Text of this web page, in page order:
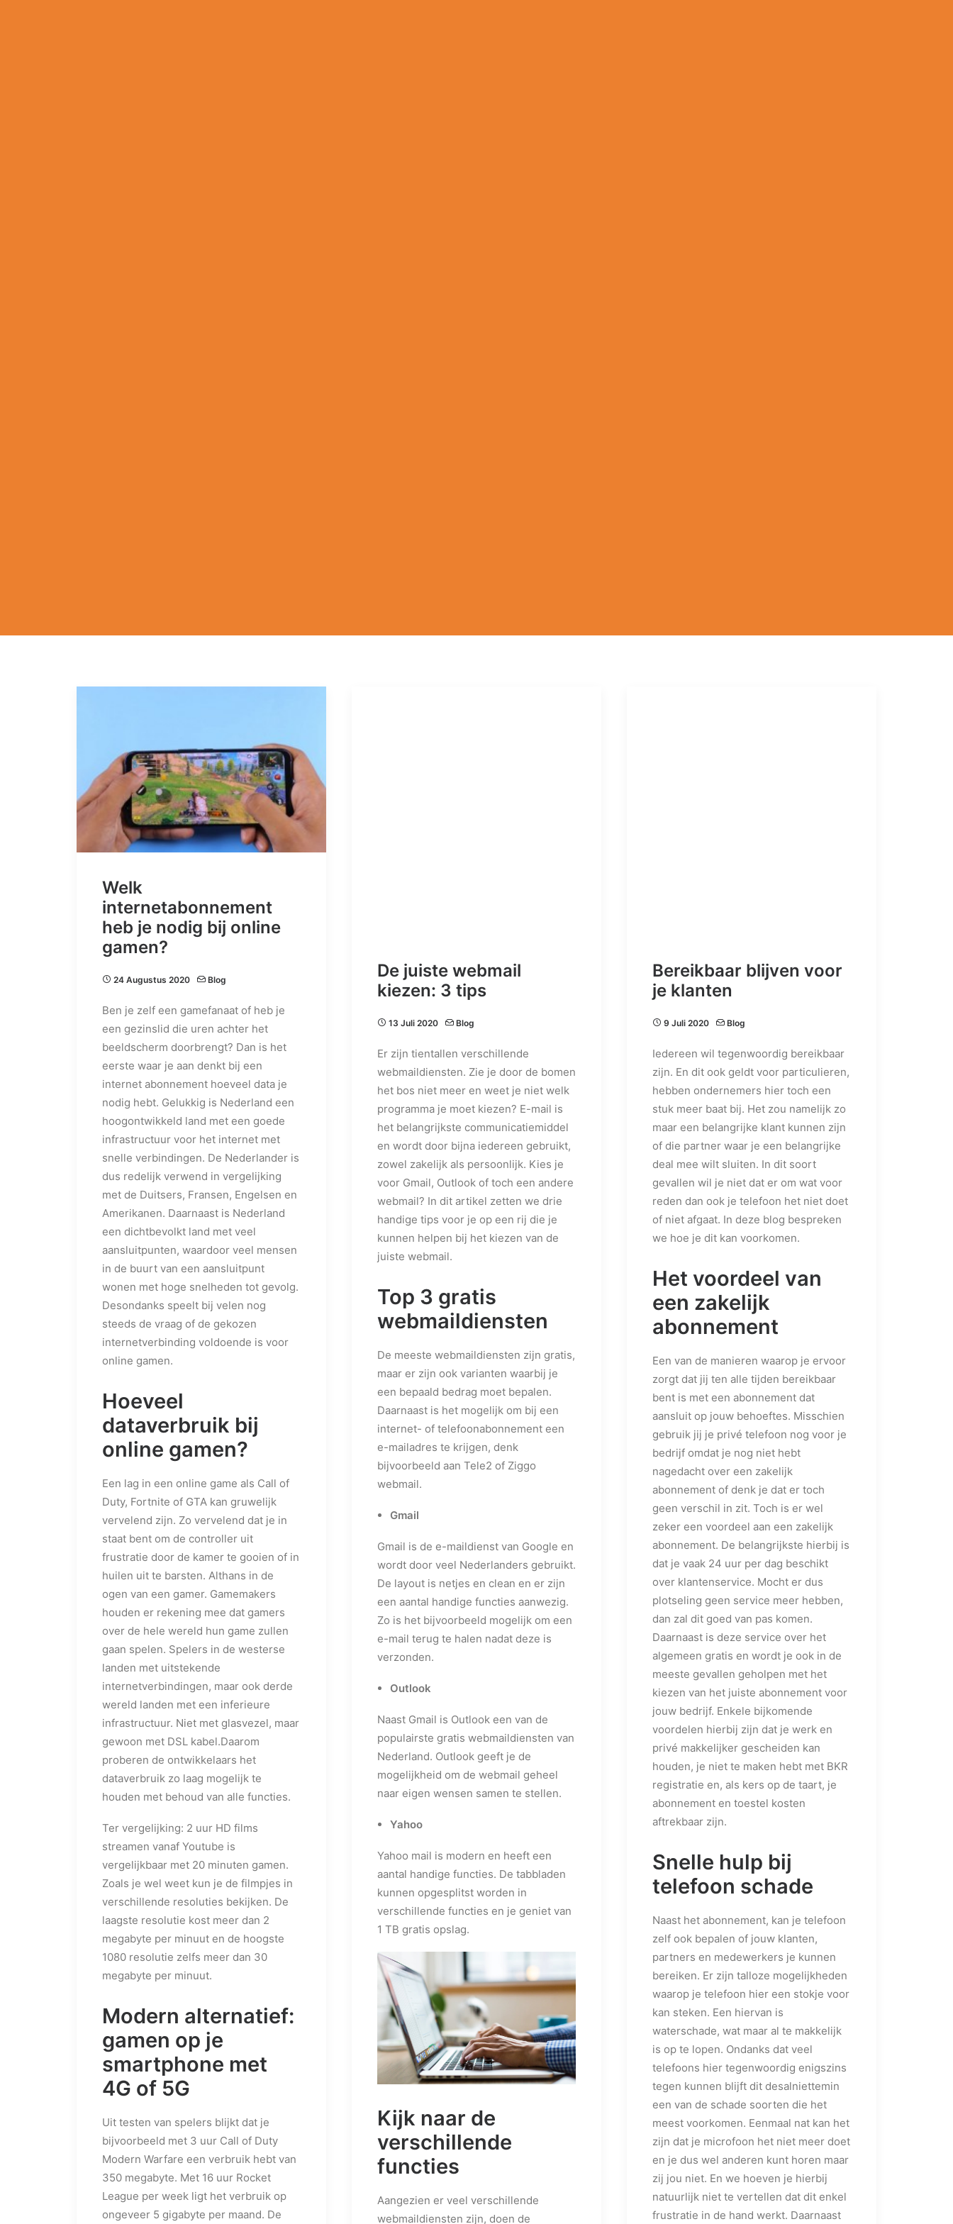
Welk
internetabonnement
heb je nodig bij online
gamen?
24 Augustus 2020 Blog
Ben je zelf een gamefanaat of heb je
een gezinslid die uren achter het
beeldscherm doorbrengt? Dan is het
eerste waar je aan denkt bij een
internet abonnement hoeveel data je
nodig hebt. Gelukkig is Nederland een
hoogontwikkeld land met een goede
infrastructuur voor het internet met
snelle verbindingen. De Nederlander is
dus redelijk verwend in vergelijking
met de Duitsers, Fransen, Engelsen en
Amerikanen. Daarnaast is Nederland
een dichtbevolkt land met veel
aansluitpunten, waardoor veel mensen
in de buurt van een aansluitpunt
wonen met hoge snelheden tot gevolg.
Desondanks speelt bij velen nog
steeds de vraag of de gekozen
internetverbinding voldoende is voor
online gamen.
Hoeveel
dataverbruik bij
online gamen?
Een lag in een online game als Call of
Duty, Fortnite of GTA kan gruwelijk
vervelend zijn. Zo vervelend dat je in
staat bent om de controller uit
frustratie door de kamer te gooien of in
huilen uit te barsten. Althans in de
ogen van een gamer. Gamemakers
houden er rekening mee dat gamers
over de hele wereld hun game zullen
gaan spelen. Spelers in de westerse
landen met uitstekende
internetverbindingen, maar ook derde
wereld landen met een inferieure
infrastructuur. Niet met glasvezel, maar
gewoon met DSL kabel.Daarom
proberen de ontwikkelaars het
dataverbruik zo laag mogelijk te
houden met behoud van alle functies.
Ter vergelijking: 2 uur HD films
streamen vanaf Youtube is
vergelijkbaar met 20 minuten gamen.
Zoals je wel weet kun je de filmpjes in
verschillende resoluties bekijken. De
laagste resolutie kost meer dan 2
megabyte per minuut en de hoogste
1080 resolutie zelfs meer dan 30
megabyte per minuut.
Modern alternatief:
gamen op je
smartphone met
4G of 5G
Uit testen van spelers blijkt dat je
bijvoorbeeld met 3 uur Call of Duty
Modern Warfare een verbruik hebt van
350 megabyte. Met 16 uur Rocket
League per week ligt het verbruik op
ongeveer 5 gigabyte per maand. De
De juiste webmail
kiezen: 3 tips
13 Juli 2020 Blog
Er zijn tientallen verschillende
webmaildiensten. Zie je door de bomen
het bos niet meer en weet je niet welk
programma je moet kiezen? E-mail is
het belangrijkste communicatiemiddel
en wordt door bijna iedereen gebruikt,
zowel zakelijk als persoonlijk. Kies je
voor Gmail, Outlook of toch een andere
webmail? In dit artikel zetten we drie
handige tips voor je op een rij die je
kunnen helpen bij het kiezen van de
juiste webmail.
Top 3 gratis
webmaildiensten
De meeste webmaildiensten zijn gratis,
maar er zijn ook varianten waarbij je
een bepaald bedrag moet bepalen.
Daarnaast is het mogelijk om bij een
internet- of telefoonabonnement een
e-mailadres te krijgen, denk
bijvoorbeeld aan Tele2 of Ziggo
webmail.
Gmail
Gmail is de e-maildienst van Google en
wordt door veel Nederlanders gebruikt.
De layout is netjes en clean en er zijn
een aantal handige functies aanwezig.
Zo is het bijvoorbeeld mogelijk om een
e-mail terug te halen nadat deze is
verzonden.
Outlook
Naast Gmail is Outlook een van de
populairste gratis webmaildiensten van
Nederland. Outlook geeft je de
mogelijkheid om de webmail geheel
naar eigen wensen samen te stellen.
Yahoo
Yahoo mail is modern en heeft een
aantal handige functies. De tabbladen
kunnen opgesplitst worden in
verschillende functies en je geniet van
1 TB gratis opslag.
Kijk naar de
verschillende
functies
Aangezien er veel verschillende
webmaildiensten zijn, doen de
Bereikbaar blijven voor
je klanten
9 Juli 2020 Blog
Iedereen wil tegenwoordig bereikbaar
zijn. En dit ook geldt voor particulieren,
hebben ondernemers hier toch een
stuk meer baat bij. Het zou namelijk zo
maar een belangrijke klant kunnen zijn
of die partner waar je een belangrijke
deal mee wilt sluiten. In dit soort
gevallen wil je niet dat er om wat voor
reden dan ook je telefoon het niet doet
of niet afgaat. In deze blog bespreken
we hoe je dit kan voorkomen.
Het voordeel van
een zakelijk
abonnement
Een van de manieren waarop je ervoor
zorgt dat jij ten alle tijden bereikbaar
bent is met een abonnement dat
aansluit op jouw behoeftes. Misschien
gebruik jij je privé telefoon nog voor je
bedrijf omdat je nog niet hebt
nagedacht over een zakelijk
abonnement of denk je dat er toch
geen verschil in zit. Toch is er wel
zeker een voordeel aan een zakelijk
abonnement. De belangrijkste hierbij is
dat je vaak 24 uur per dag beschikt
over klantenservice. Mocht er dus
plotseling geen service meer hebben,
dan zal dit goed van pas komen.
Daarnaast is deze service over het
algemeen gratis en wordt je ook in de
meeste gevallen geholpen met het
kiezen van het juiste abonnement voor
jouw bedrijf. Enkele bijkomende
voordelen hierbij zijn dat je werk en
privé makkelijker gescheiden kan
houden, je niet te maken hebt met BKR
registratie en, als kers op de taart, je
abonnement en toestel kosten
aftrekbaar zijn.
Snelle hulp bij
telefoon schade
Naast het abonnement, kan je telefoon
zelf ook bepalen of jouw klanten,
partners en medewerkers je kunnen
bereiken. Er zijn talloze mogelijkheden
waarop je telefoon hier een stokje voor
kan steken. Een hiervan is
waterschade, wat maar al te makkelijk
is op te lopen. Ondanks dat veel
telefoons hier tegenwoordig enigszins
tegen kunnen blijft dit desalniettemin
een van de schade soorten die het
meest voorkomen. Eenmaal nat kan het
zijn dat je microfoon het niet meer doet
en je dus wel anderen kunt horen maar
zij jou niet. En we hoeven je hierbij
natuurlijk niet te vertellen dat dit enkel
frustratie in de hand werkt. Daarnaast